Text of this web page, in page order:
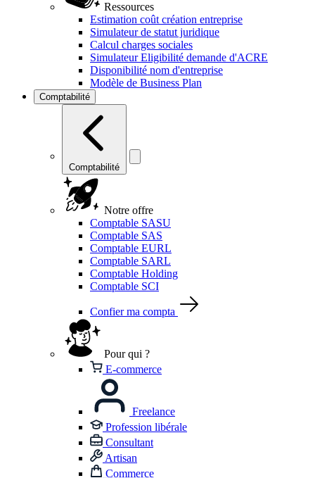
Ressources
Estimation coût création entreprise
Simulateur de statut juridique
Calcul charges sociales
Simulateur Eligibilité demande d'ACRE
Disponibilité nom d'entreprise
Modèle de Business Plan
Comptabilité
Comptabilité
Notre offre
Comptable SASU
Comptable SAS
Comptable EURL
Comptable SARL
Comptable Holding
Comptable SCI
Confier ma compta
Pour qui ?
E-commerce
Freelance
Profession libérale
Consultant
Artisan
Commerce